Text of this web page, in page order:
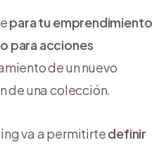
para tu emprendimiento
para acciones
de un nuevo
de una colección.
va a permitirtedefinir